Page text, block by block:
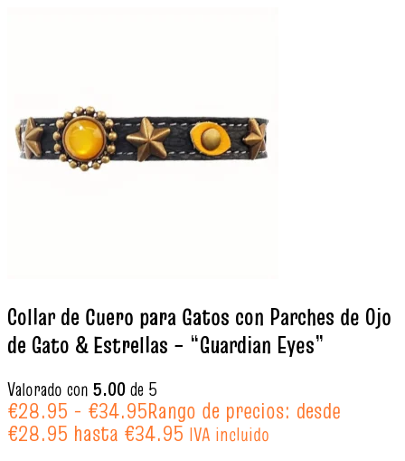
Collar de Cuero para Gatos con Parches de Ojo
de Gato & Estrellas – “Guardian Eyes”
Valorado con 5.00de 5
€28.95 - €34.95Rango de precios: desde
€28.95 hasta €34.95 IVA incluido